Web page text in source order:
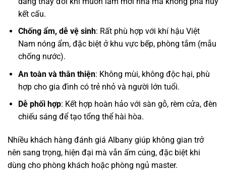
kết cấu.
Chống ẩm, dễ vệ sinh: Rất phù hợp với khí hậu Việt
Nam nóng ẩm, đặc biệt ở khu vực bếp, phòng tắm (mẫu
chống nước).
An toàn và thân thiện: Không mùi, không độc hại, phù
hợp cho gia đình có trẻ nhỏ và người lớn tuổi.
Dễ phối hợp: Kết hợp hoàn hảo với sàn gỗ, rèm cửa, đèn
chiếu sáng để tạo tổng thể hài hòa.
Nhiều khách hàng đánh giá Albany giúp không gian trở
nên sang trọng, hiện đại mà vẫn ấm cúng, đặc biệt khi
dùng cho phòng khách hoặc phòng ngủ master.